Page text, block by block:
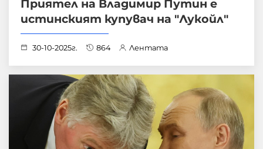
Приятел на Владимир Путин е
истинският купувач на "Лукойл"
30-10-2025г. 864 Лентата